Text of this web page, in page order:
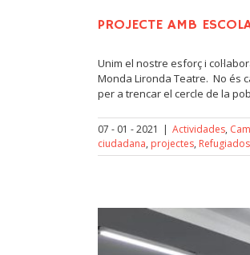
PROJECTE AMB
Unim el nostre esforç i
Monda Lironda Teatre. No és
per a trencar el cercle de la
07 - 01 - 2021 | Actividades,
ciudadana, projectes, Refugiados